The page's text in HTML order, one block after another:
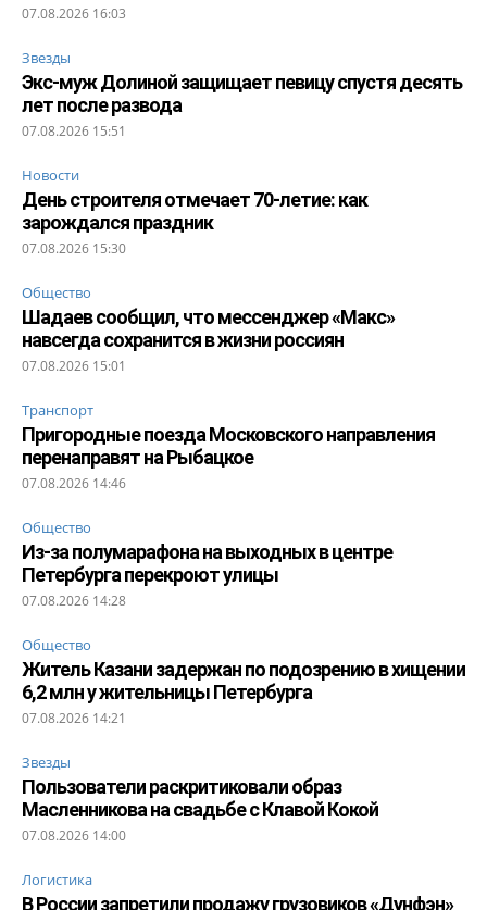
07.08.2026 16:03
Звезды
Экс-муж Долиной защищает певицу спустя десять
лет после развода
07.08.2026 15:51
Новости
День строителя отмечает 70-летие: как
зарождался праздник
07.08.2026 15:30
Общество
Шадаев сообщил, что мессенджер «Макс»
навсегда сохранится в жизни россиян
07.08.2026 15:01
Транспорт
Пригородные поезда Московского направления
перенаправят на Рыбацкое
07.08.2026 14:46
Общество
Из-за полумарафона на выходных в центре
Петербурга перекроют улицы
07.08.2026 14:28
Общество
Житель Казани задержан по подозрению в хищении
6,2 млн у жительницы Петербурга
07.08.2026 14:21
Звезды
Пользователи раскритиковали образ
Масленникова на свадьбе с Клавой Кокой
07.08.2026 14:00
Логистика
В России запретили продажу грузовиков «Дунфэн»